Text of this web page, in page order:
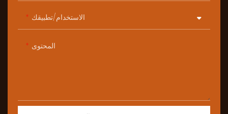
الاستخدام/تطبيقك
المحتوى